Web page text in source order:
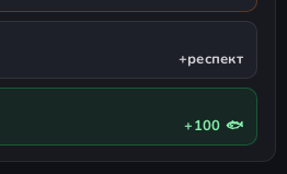
+респект
+100 🐟